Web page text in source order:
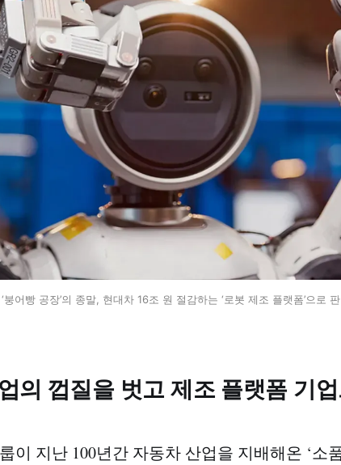
‘붕어빵 공장’의 종말, 현대차 16조 원 절감하는 ‘로봇 제조 플랫폼’으로
의 껍질을 벗고 제조 플랫폼 기
이 지난 100년간 자동차 산업을 지배해온 ‘소